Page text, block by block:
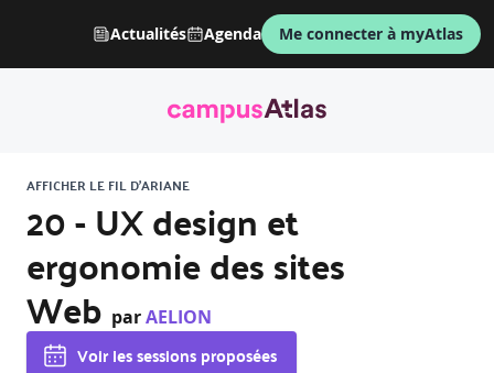
Actualités Agenda Me connecter à myAtlas
AFFICHER LE FIL D'ARIANE
20 - UX design et
ergonomie des sites
Web parAELION
Voir les sessions proposées